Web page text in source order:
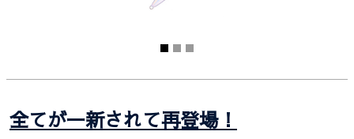
全てが一新されて再登場！